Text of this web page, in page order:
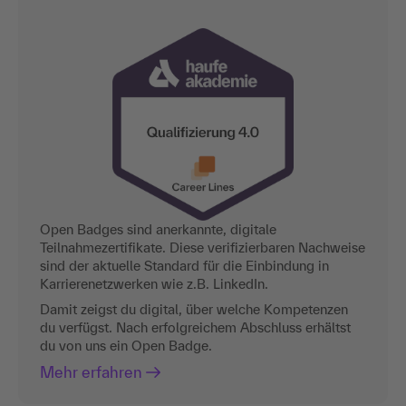
Open Badges sind anerkannte, digitale
Teilnahmezertifikate. Diese verifizierbaren Nachweise
sind der aktuelle Standard für die Einbindung in
Karrierenetzwerken wie z.B. LinkedIn.
Damit zeigst du digital, über welche Kompetenzen
du verfügst. Nach erfolgreichem Abschluss erhältst
du von uns ein Open Badge.
Mehr erfahren